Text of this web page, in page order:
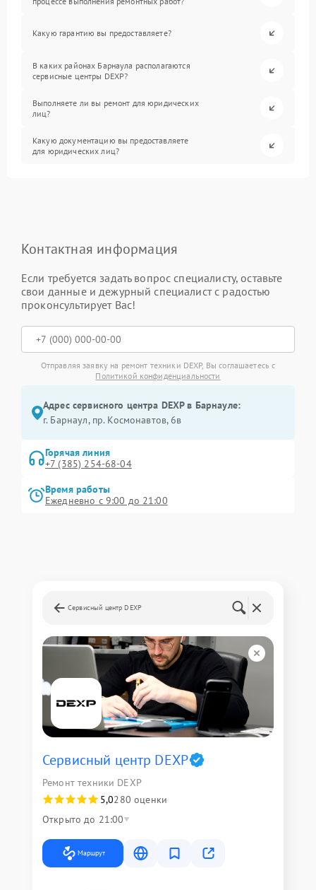
Какую гарантию вы предоставляете?
В каких районах Барнаула располагаются
сервисные центры DEXP?
Выполняете ли вы ремонт для юридических
лиц?
Какую документацию вы предоставляете
для юридических лиц?
Контактная информация
Если требуется задать вопрос специалисту, оставьте
свои данные и дежурный специалист с радостью
проконсультирует Вас!
Отправляя заявку на ремонт техники DEXP, Вы соглашаетесь с
Политикой конфиденциальности
Адрес сервисного центра DEXP в Барнауле:
г. Барнаул, ​пр. Космонавтов, 6в
Горячая линия
+7 (385) 254-68-04
Время работы
Ежедневно с 9:00 до 21:00
Сервисный центр DEXP
Сервисный центр DEXP
Ремонт техники DEXP
5,0280 оценки
Открыто до 21:00
Маршрут